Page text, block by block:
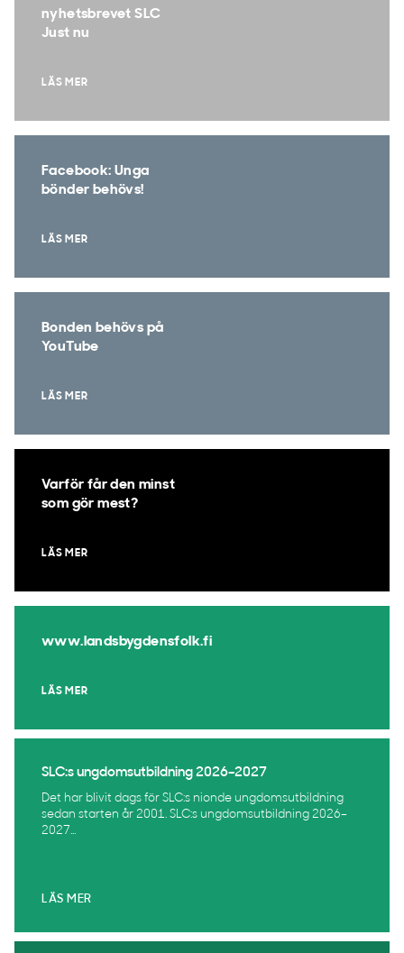
nyhetsbrevet SLC
Just nu
LÄS MER
Facebook: Unga
bönder behövs!
LÄS MER
Bonden behövs på
YouTube
LÄS MER
Varför får den minst
som gör mest?
LÄS MER
www.landsbygdensfolk.fi
LÄS MER
SLC:s ungdomsutbildning 2026–2027
Det har blivit dags för SLC:s nionde ungdomsutbildning
sedan starten år 2001. SLC:s ungdomsutbildning 2026–
2027...
LÄS MER